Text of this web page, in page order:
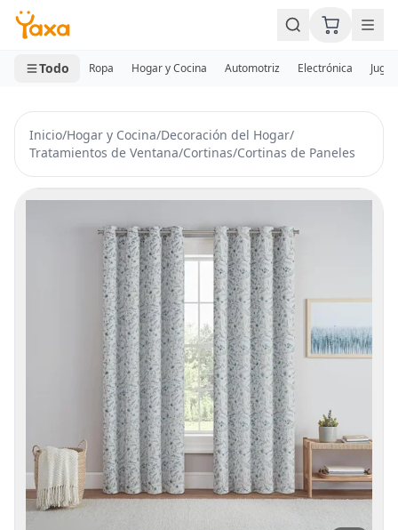
MINI CARRITO
0 productos
Todo Ropa Hogar y Cocina Automotriz Electrónica
Inicio/Hogar y Cocina/Decoración del Hogar/
Tratamientos de Ventana/Cortinas/Cortinas de Paneles